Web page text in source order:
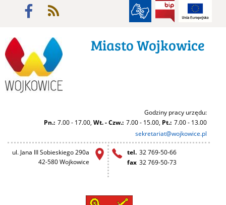
BIP
Miasto Wojkowice
Godziny pracy urzędu:
Pn.: 7.00 - 17.00, Wt. - Czw.: 7.00 - 15.00, Pt.: 7.00 - 13.00
sekretariat@wojkowice.pl
ul. Jana III Sobieskiego 290a
42-580 Wojkowice
tel. 32 769-50-66
fax 32 769-50-73